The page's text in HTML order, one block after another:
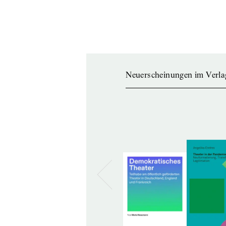
Neuerscheinungen im